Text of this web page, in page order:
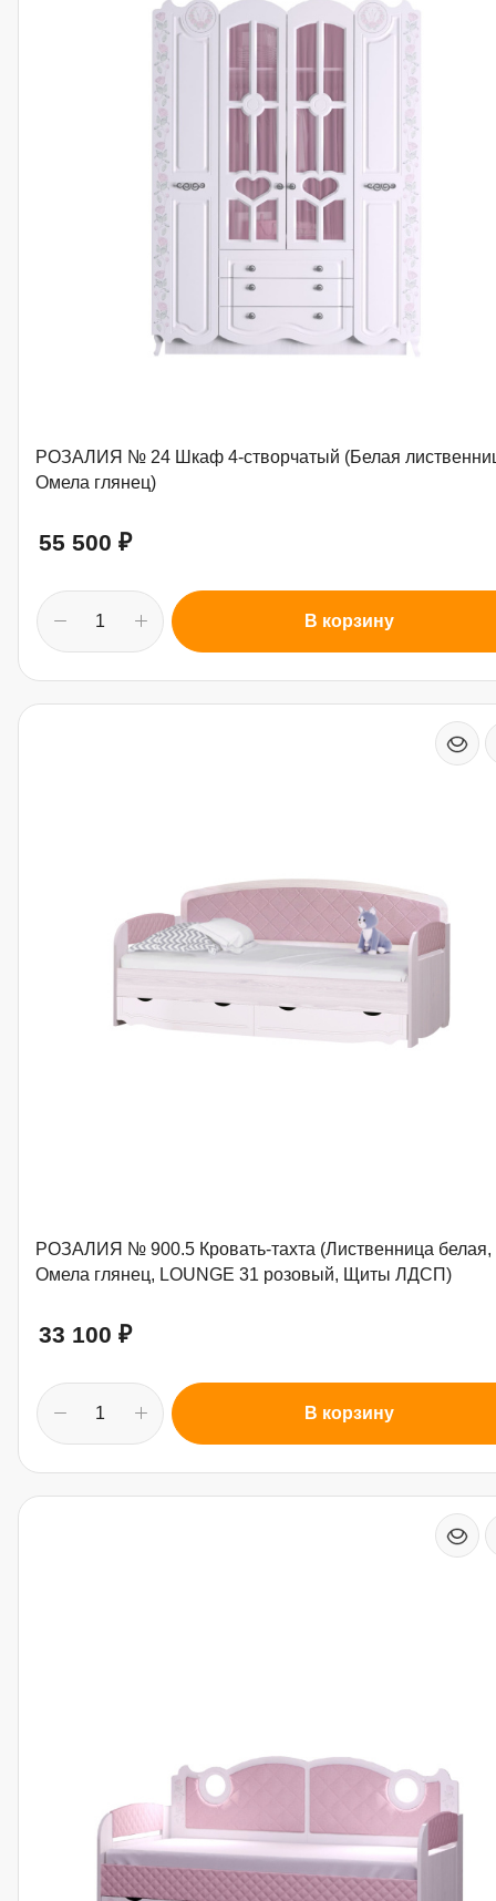
РОЗАЛИЯ № 24 Шкаф 4-створчатый (Белая
Омела глянец)
55 500 ₽
В корзину
РОЗАЛИЯ № 900.5 Кровать-тахта (Лиственница белая,
Омела глянец, LOUNGE 31 розовый, Щиты ЛДСП)
33 100 ₽
В корзину